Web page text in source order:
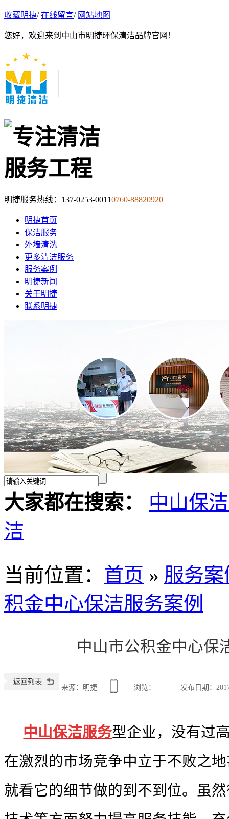
收藏明捷/在线留言/ 网站地图
您好，欢迎来到中山市明捷环保清洁品牌官网！
明捷服务热线： 137-0253-00110760-88820920
明捷首页
保洁服务
外墙清洗
更多清洁服务
服务案例
明捷新闻
关于明捷
联系明捷
大家都在搜索：
中山保
洁
当前位置 ： 首页 » 服务案
积金中心保洁服务案例
中山市公积金中心保
来源：明捷 浏览： - 发布日期：
中山保洁服务型企业，没有过
在激烈的市场竞争中立于不败之
就看它的细节做的到不到位。虽